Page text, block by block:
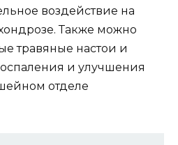
воздействие на
Также можно
травяные настои и
и улучшения
отделе